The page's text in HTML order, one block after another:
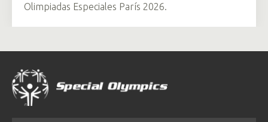
Olimpiadas Especiales París 2026.